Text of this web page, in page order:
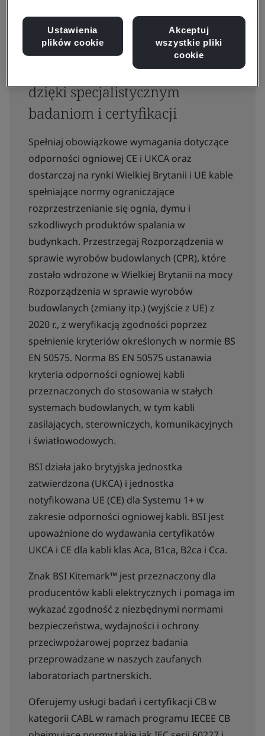
Zapewniamy zaufanie do
bezpieczeństwa i jakości kabli
dzięki specjalistycznym
badaniom i certyfikacji
Spełniaj obowiązkowe wymagania dotyczące
odporności ogniowej CE i UKCA oraz
dostarczaj na rynki Wielkiej Brytanii i UE kable
spełniające normy ograniczające
rozprzestrzenianie się ognia, dymu i
szkodliwych produktów spalania w
budynkach. Przestrzegaj Rozporządzenia w
sprawie wyrobów budowlanych (CPR), które
zostało wdrożone w Wielkiej Brytanii na mocy
Rozporządzenia w sprawie wyrobów
budowlanych (zmiany itp.) (wyjście z UE) z
2020 r., z weryfikacją zgodności poprzez
spełnienie kryteriów określonych w normie BS
EN 50575. Norma BS EN 50575 ustanawia
kryteria odporności ogniowej kabli
przeznaczonych do stosowania w stałych
systemach budowlanych, w tym kabli
zasilających, sterowniczych, komunikacyjnych
i światłowodowych.
BSI działa jako brytyjska jednostka
zatwierdzona (UKCA) i jednostka
notyfikowana UE (CE) dla Systemu 1+ w
zakresie odporności ogniowej kabli. BSI jest
upoważnione do wydawania certyfikatów
UKCA i CE dla kabli klas Aca, B1ca, B2ca i Cca.
Znak BSI Kitemark™ jest przeznaczony dla
producentów kabli elektrycznych i pomaga im
wykazać zgodność z niezbędnymi normami
bezpieczeństwa, wydajności i ochrony
przeciwpożarowej poprzez badania
przeprowadzane w naszych zaufanych
laboratoriach partnerskich.
Oferujemy usługi badań i certyfikacji CB w
kategorii CABL w ramach programu IECEE CB
Ustawienia
plików cookie
Akceptuj
wszystkie pliki
cookie